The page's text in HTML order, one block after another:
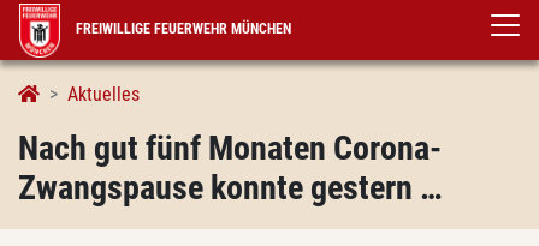
FREIWILLIGE FEUERWEHR MÜNCHEN
Aktuelles
Nach gut fünf Monaten Corona-
Zwangspause konnte gestern …